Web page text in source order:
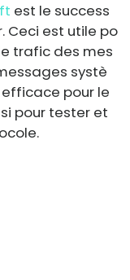
est le success
Ceci est utile po
trafic des mes
systè
pour le
pour tester et